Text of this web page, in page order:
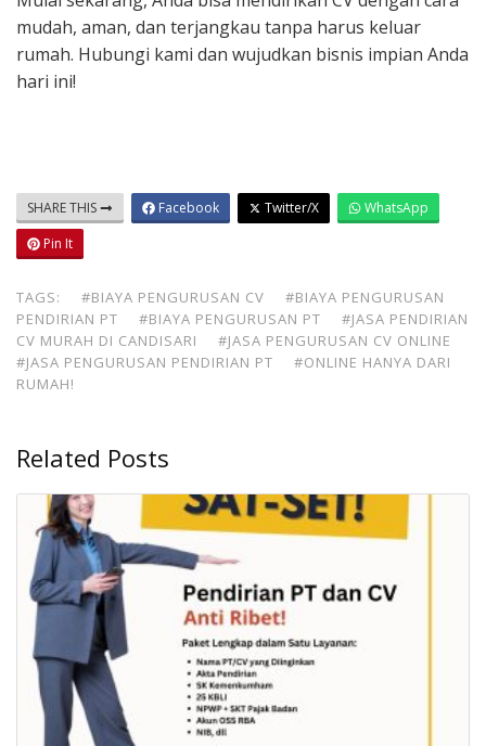
mudah, aman, dan terjangkau tanpa harus keluar
rumah. Hubungi kami dan wujudkan bisnis impian Anda
hari ini!
SHARE THIS Facebook Twitter/X
WhatsApp
Pin It
TAGS: #BIAYA PENGURUSAN CV
#BIAYA PENGURUSAN
PENDIRIAN PT
#BIAYA PENGURUSAN PT
#JASA PENDIRIAN
CV MURAH DI CANDISARI
#JASA PENGURUSAN CV ONLINE
#JASA PENGURUSAN PENDIRIAN PT
#ONLINE HANYA DARI
RUMAH!
Related Posts